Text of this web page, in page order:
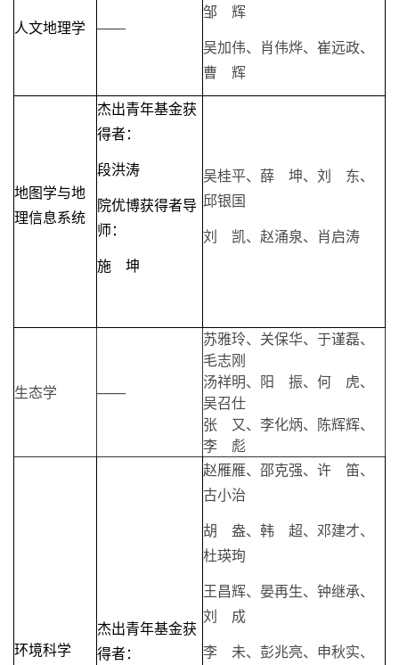
人文地理学 ——
邹 辉
吴加伟、肖伟烨、崔远政、
曹 辉
地图学与地
理信息系统
杰出青年基金获
得者：
段洪涛
院优博获得者导
师：
施 坤
吴桂平、薛 坤、刘 东、
邱银国
刘 凯、赵涌泉、肖启涛
生态学 ——
苏雅玲、关保华、于谨磊、
毛志刚
汤祥明、阳 振、何 虎、
吴召仕
张 又、李化炳、陈辉辉、
李 彪
环境科学
杰出青年基金获
得者：
赵雁雁、邵克强、许 笛、
古小治
胡 盎、韩 超、邓建才、
杜瑛珣
王昌辉、晏再生、钟继承、
刘 成
李 未、彭兆亮、申秋实、